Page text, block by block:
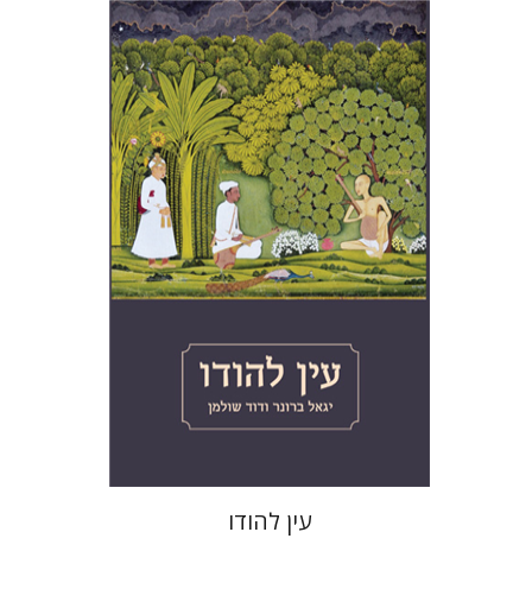
יגאל ברונר דוד שולמן
הנחת אתר ספר מודפס
$46
$41
עין להודו